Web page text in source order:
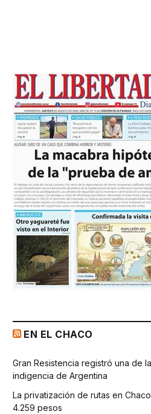
EN EL CHACO
Gran Resistencia registró una de
indigencia de Argentina
La privatización de rutas en
4.259 pesos